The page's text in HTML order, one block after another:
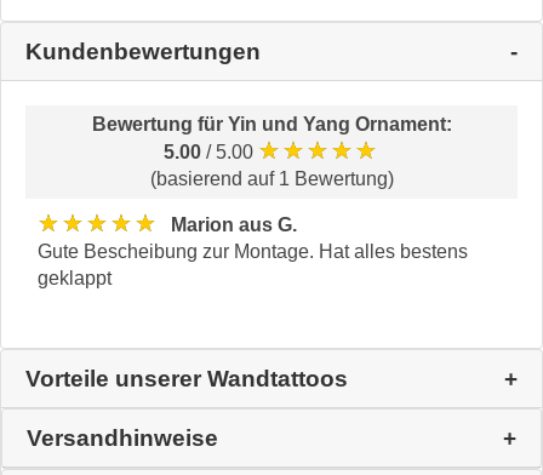
Kundenbewertungen
Bewertung für Yin und Yang Ornament:
5.00 / 5.00 ★★★★★
(basierend auf 1 Bewertung)
★★★★★
Marion aus G.
Gute Bescheibung zur Montage. Hat alles bestens
geklappt
Vorteile unserer Wandtattoos
Versandhinweise